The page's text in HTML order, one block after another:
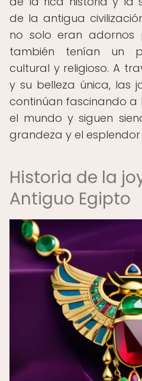
de la antigua
no solo eran adornos
también tenían un
cultural y religioso. A
y su belleza única, las
continúan fascinando
el mundo y siguen
grandeza y el
Historia de la
Antiguo Egipto